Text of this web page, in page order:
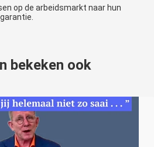
op de arbeidsmarkt naar hun
bekeken ook